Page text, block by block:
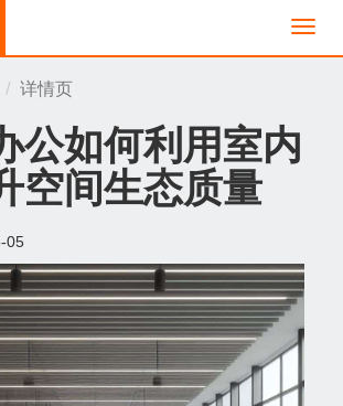
切
换
详情页
公如何利用室内
空间生态质量
05